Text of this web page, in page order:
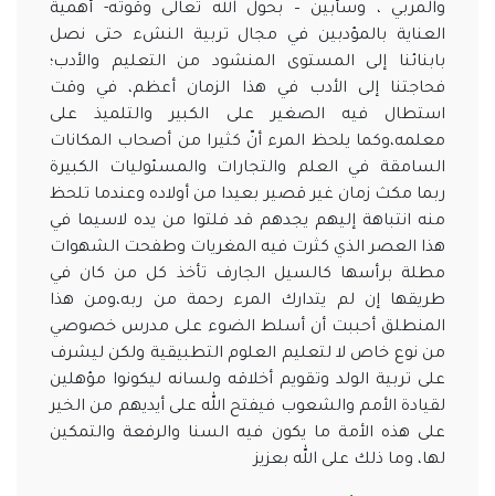
والمربي ، وسأبين – بحول الله تعالى وقوته- أهمية
العناية بالمؤدبين في مجال تربية النشء حتى نصل
بابنائنا إلى المستوى المنشود من التعليم والأدب؛
فحاجتنا إلى الأدب في هذا الزمان أعظم، في وقت
استطال فيه الصغير على الكبير والتلميذ على
معلمه،وكما يلحظ المرء أنّ كثيرا من أصحاب المكانات
السامقة في العلم والتجارات والمسئوليات الكبيرة
ربما مكث زمان غير قصير بعيدا من أولاده وعندما تلحظ
منه انتباهة إليهم يجدهم قد فلتوا من يده لاسيما في
هذا العصر الذي كثرت فيه المغريات وطفحت الشهوات
مطلة برأسها كالسيل الجارف تأخذ كل من كان في
طريقها إن لم يتدارك المرء رحمة من ربه،ومن هذا
المنطلق أحببت أن أسلط الضوء على مدرس خصوصي
من نوع خاص لا لتعليم العلوم التطبيقية ولكن ليشرف
على تربية الولد وتقويم أخلاقه ولسانه ليكونوا مؤهلين
لقيادة الأمم والشعوب فيفتح الله على أيديهم من الخير
على هذه الأمة ما يكون فيه السنا والرفعة والتمكين
لها، وما ذلك على الله بعزيز